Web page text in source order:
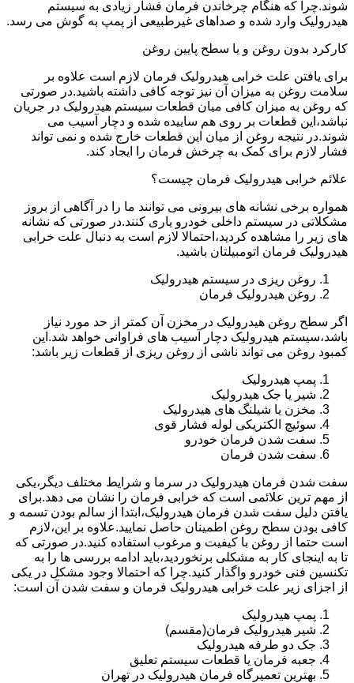
شوند.چرا که هنگام چرخاندن فرمان فشار زیادی به سیستم
هیدرولیک وارد شده و صداهای غیرطبیعی از پمپ به گوش می رسد.
کارکرد بدون روغن و یا سطح پایین روغن
برای یافتن علت خرابی هیدرولیک فرمان لازم است علاوه بر
سلامت روغن به میزان آن نیز توجه کافی داشته باشید.در صورتی
که روغن به میزان کافی میان قطعات سیستم هیدرولیک در جریان
نباشد،این قطعات بر روی هم ساییده شده و دچار آسیب می
شوند.در نتیجه روغن از میان این قطعات خارج شده و نمی تواند
فشار لازم برای کمک به چرخش فرمان را ایجاد کند.
علائم خرابی هیدرولیک فرمان چیست؟
همواره برخی نشانه های بیرونی می توانند ما را در آگاهی از بروز
مشکلاتی در سیستم داخلی خودرو یاری کنند.در صورتی که نشانه
های زیر را مشاهده کردید،احتمالا لازم است به دنبال علت خرابی
هیدرولیک فرمان اتومبیلتان باشید.
روغن ریزی در سیستم هیدرولیک
روغن هیدرولیک فرمان
اگر سطح روغن هیدرولیک در مخزن آن کمتر از حد مورد نیاز
باشد،سیستم هیدرولیک دچار آسیب های فراوانی خواهد شد.این
کمبود روغن می تواند ناشی از روغن ریزی از قطعات زیر باشد:
پمپ هیدرولیک
شیر یا جک هیدرولیک
مخزن یا شیلنگ های هیدرولیک
سوئیچ الکتریکی لوله فشار قوی
سفت شدن فرمان خودرو
سفت شدن فرمان
سفت شدن فرمان هیدرولیک در سرما و شرایط مختلف دیگر،یکی
از مهم ترین علائمی است که خرابی فرمان را نشان می دهد.برای
یافتن دلیل سفت شدن فرمان هیدرولیک،ابتدا از سالم بودن تسمه و
کافی بودن سطح روغن اطمینان حاصل نمایید.علاوه بر این،لازم
است حتما از روغن با کیفیت و مرغوب استفاده کنید.در صورتی که
تا به اینجای کار به مشکلی برنخوردید،باید ادامه بررسی ها را به
تکنسین فنی خودرو واگذار کنید.چرا که احتمالا وجود مشکل در یکی
از اجزای زیر علت خرابی هیدرولیک فرمان و سفت شدن آن است:
پمپ هیدرولیک
شیر هیدرولیک فرمان(مقسم)
جک دو طرفه هیدرولیک
جعبه فرمان یا قطعات سیستم تعلیق
بهترین تعمیرگاه فرمان هیدرولیک در تهران